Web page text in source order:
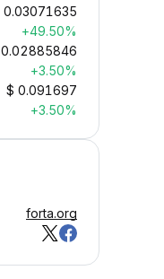
0.03071635
+49.50%
0.02885846
+3.50%
$ 0.091697
+3.50%
forta.org